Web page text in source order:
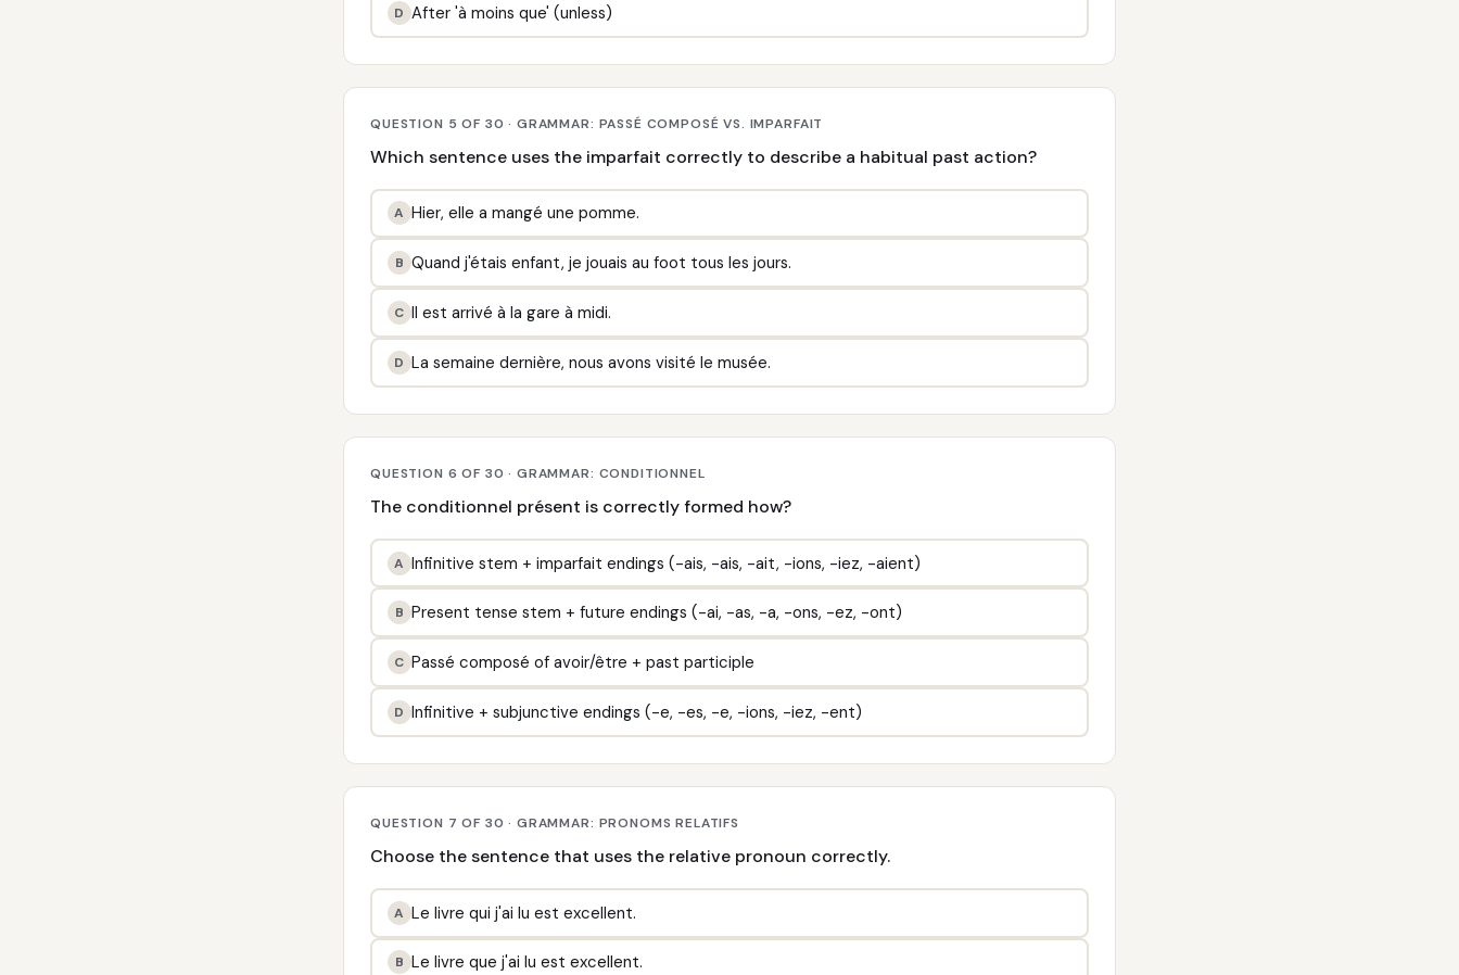
D After 'à moins que' (unless)
QUESTION 5 OF 30 · GRAMMAR: PASSÉ COMPOSÉ VS. IMPARFAIT
Which sentence uses the imparfait correctly to describe a habitual past action?
A Hier, elle a mangé une pomme.
B Quand j'étais enfant, je jouais au foot tous les jours.
C Il est arrivé à la gare à midi.
D La semaine dernière, nous avons visité le musée.
QUESTION 6 OF 30 · GRAMMAR: CONDITIONNEL
The conditionnel présent is correctly formed how?
A Infinitive stem + imparfait endings (-ais, -ais, -ait, -ions, -iez, -aient)
B Present tense stem + future endings (-ai, -as, -a, -ons, -ez, -ont)
C Passé composé of avoir/être + past participle
D Infinitive + subjunctive endings (-e, -es, -e, -ions, -iez, -ent)
QUESTION 7 OF 30 · GRAMMAR: PRONOMS RELATIFS
Choose the sentence that uses the relative pronoun correctly.
A Le livre qui j'ai lu est excellent.
B Le livre que j'ai lu est excellent.